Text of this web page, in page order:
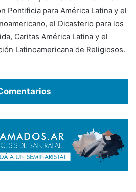
Pontificia para América Latina y el
el Dicasterio para los
Caritas América Latina y el
Latinoamericana de Religiosos.